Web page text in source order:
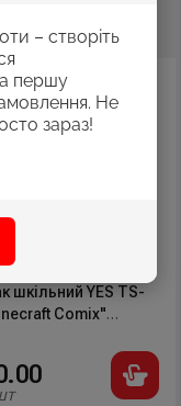
– створіть
першу
Не
зараз!
шкільний YES TS-
Comix"
559943